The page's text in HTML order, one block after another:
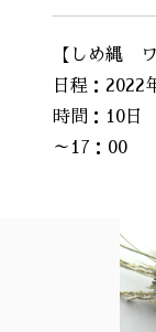
【しめ縄
日程：2022
時間：10
～17：00